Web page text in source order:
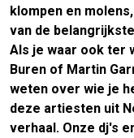
klompen en
van de
Als je waar ook ter
Buren of Martin
weten over wie je
deze artiesten uit
verhaal. Onze dj's